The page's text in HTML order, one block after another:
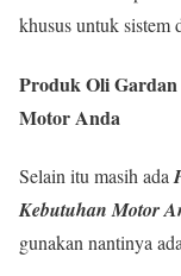
khusus untuk sistem
Produk Oli
Motor Anda
Selain itu masih ada
Kebutuhan Motor
gunakan nantinya